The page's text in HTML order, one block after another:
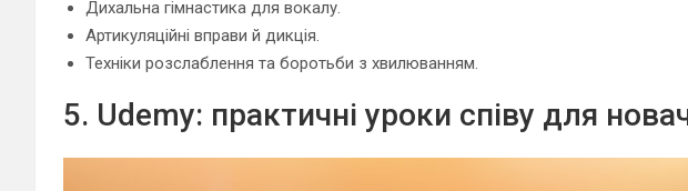
Дихальна гімнастика для вокалу.
Артикуляційні вправи й дикція.
Техніки розслаблення та боротьби з хвилюванням.
5. Udemy: практичні уроки співу для